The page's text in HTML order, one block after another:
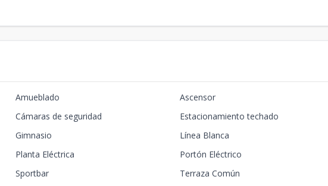
Amueblado
Ascensor
Cámaras de seguridad
Estacionamiento techado
Gimnasio
Línea Blanca
Planta Eléctrica
Portón Eléctrico
Sportbar
Terraza Común